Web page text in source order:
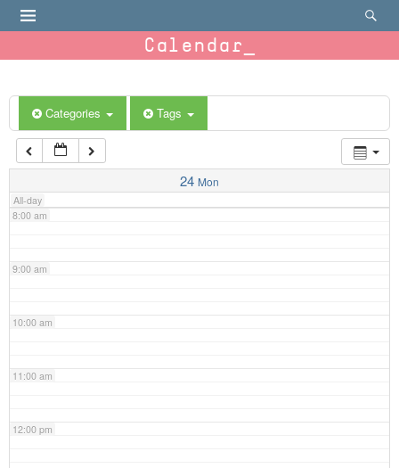
Calendar
Categories Tags
24 Mon
All-day
6:00 am
7:00 am
8:00 am
9:00 am
10:00 am
11:00 am
12:00 pm